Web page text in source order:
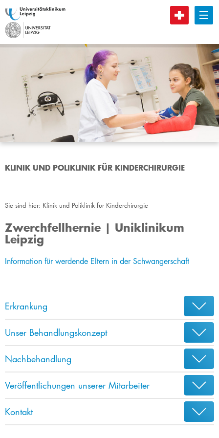
B
KLINIK UND POLIKLINIK FÜR KINDERCHIRURGIE
Sie sind hier: Klinik und Poliklinik für Kinderchirurgie
Zwerchfellhernie | Uniklinikum
Leipzig
Information für werdende Eltern in der Schwangerschaft
Erkrankung
Unser Behandlungskonzept
Nachbehandlung
Veröffentlichungen unserer Mitarbeiter
Kontakt